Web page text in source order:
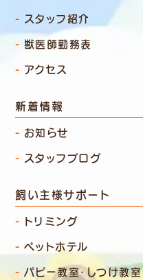
スタッフ紹介
獣医師勤務表
アクセス
新着情報
お知らせ
スタッフブログ
飼い主様サポート
トリミング
ペットホテル
パピー教室・しつけ教室